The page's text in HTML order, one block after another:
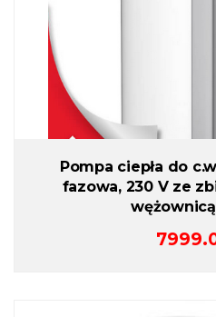
Pompa ciepła do
fazowa, 230 V ze